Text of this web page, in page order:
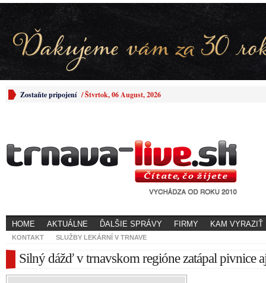
Zostaňte pripojení /Štvrtok, 06 August, 2026
HOME AKTUÁLNE ĎALŠIE SPRÁVY FIRMY KAM VYRAZIŤ
KONTAKT SLUŽBY LEKÁRNÍ V TRNAVE
Silný dážď v trnavskom regióne zatápal pivnice